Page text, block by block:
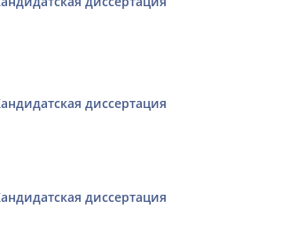
диссертация
диссертация